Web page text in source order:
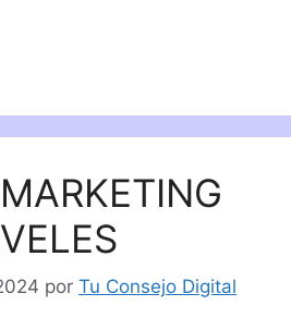
por Tu Consejo Digital